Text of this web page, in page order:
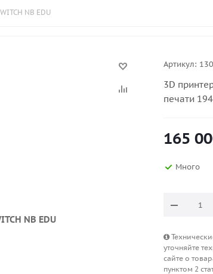
NB EDU
Артикул:
3D
печати
165
Много
уточняйте
сайте о
пунктом 2